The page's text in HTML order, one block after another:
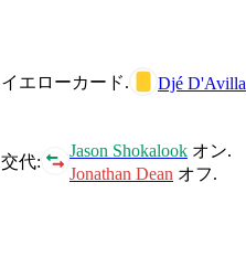
イエローカード. Djé D'Avilla
交代:
Jason Shokalook オン.
Jonathan Dean オフ.